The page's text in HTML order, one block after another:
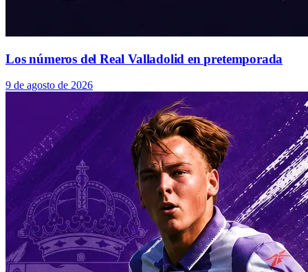
Los números del Real Valladolid en pretemporada
9 de agosto de 2026